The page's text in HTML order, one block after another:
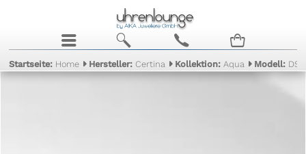
j b c n
Startseite: Home Hersteller:Certina Kollektion: Aqua Modell: DS